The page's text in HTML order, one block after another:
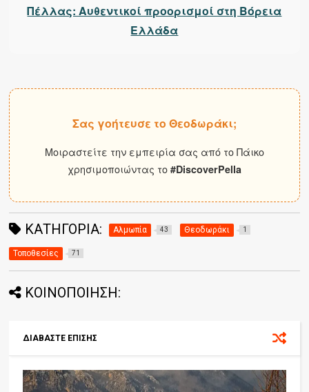
Πέλλας: Αυθεντικοί προορισμοί στη Βόρεια
Ελλάδα
Σας γοήτευσε το Θεοδωράκι;
Μοιραστείτε την εμπειρία σας από το Πάικο
χρησιμοποιώντας το #DiscoverPella
ΚΑΤΗΓΟΡΊΑ: Αλμωπία 43 Θεοδωράκι 1
Τοποθεσίες 71
ΚΟΙΝΟΠΟΙΗΣΗ:
ΔΙΑΒΑΣΤΕ ΕΠΙΣΗΣ